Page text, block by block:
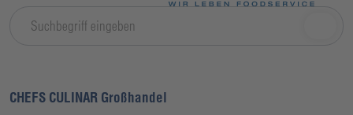
CHEFS CULINAR Großhandel